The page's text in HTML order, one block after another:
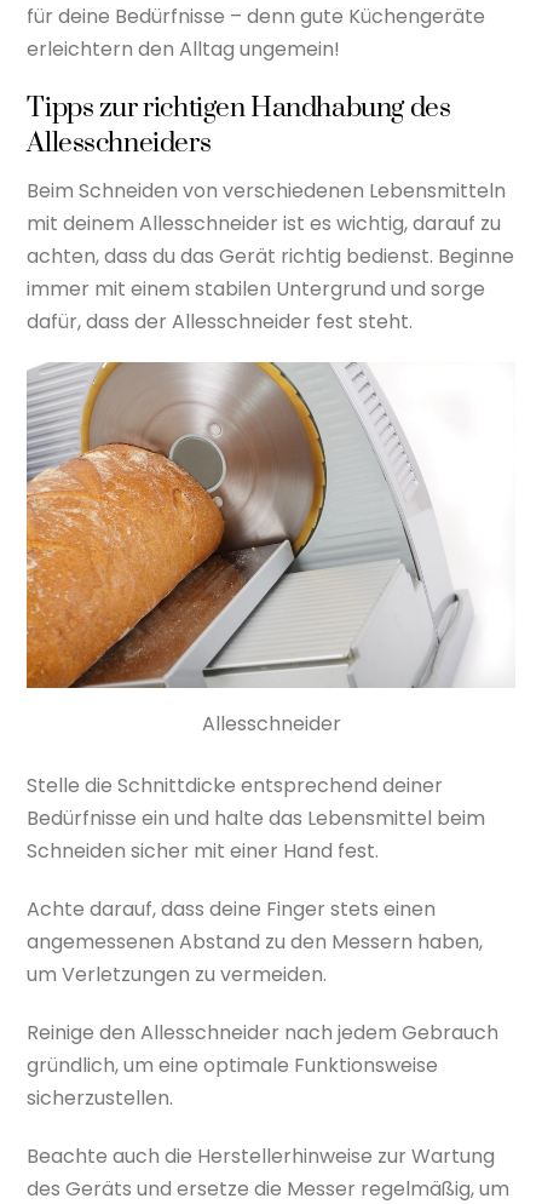
für deine Bedürfnisse – denn gute Küchengeräte
erleichtern den Alltag ungemein!
Tipps zur richtigen Handhabung des
Allesschneiders
Beim Schneiden von verschiedenen Lebensmitteln
mit deinem Allesschneider ist es wichtig, darauf zu
achten, dass du das Gerät richtig bedienst. Beginne
immer mit einem stabilen Untergrund und sorge
dafür, dass der Allesschneider fest steht.
Allesschneider
Stelle die Schnittdicke entsprechend deiner
Bedürfnisse ein und halte das Lebensmittel beim
Schneiden sicher mit einer Hand fest.
Achte darauf, dass deine Finger stets einen
angemessenen Abstand zu den Messern haben,
um Verletzungen zu vermeiden.
Reinige den Allesschneider nach jedem Gebrauch
gründlich, um eine optimale Funktionsweise
sicherzustellen.
Beachte auch die Herstellerhinweise zur Wartung
des Geräts und ersetze die Messer regelmäßig, um